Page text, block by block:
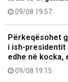
09/08 19:57
Përkeqësohet
i ish-presidentit
edhe në kocka,
09/08 19:15